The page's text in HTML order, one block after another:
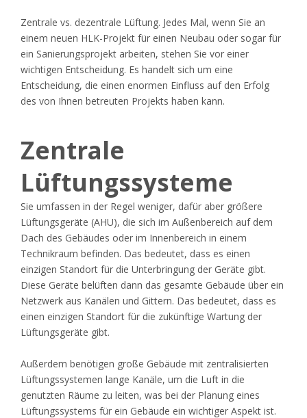
Zentrale vs. dezentrale Lüftung. Jedes Mal, wenn Sie an
einem neuen HLK-Projekt für einen Neubau oder sogar für
ein Sanierungsprojekt arbeiten, stehen Sie vor einer
wichtigen Entscheidung. Es handelt sich um eine
Entscheidung, die einen enormen Einfluss auf den Erfolg
des von Ihnen betreuten Projekts haben kann.
Zentrale
Lüftungssysteme
Sie umfassen in der Regel weniger, dafür aber größere
Lüftungsgeräte (AHU), die sich im Außenbereich auf dem
Dach des Gebäudes oder im Innenbereich in einem
Technikraum befinden. Das bedeutet, dass es einen
einzigen Standort für die Unterbringung der Geräte gibt.
Diese Geräte belüften dann das gesamte Gebäude über ein
Netzwerk aus Kanälen und Gittern. Das bedeutet, dass es
einen einzigen Standort für die zukünftige Wartung der
Lüftungsgeräte gibt.
Außerdem benötigen große Gebäude mit zentralisierten
Lüftungssystemen lange Kanäle, um die Luft in die
genutzten Räume zu leiten, was bei der Planung eines
Lüftungssystems für ein Gebäude ein wichtiger Aspekt ist.